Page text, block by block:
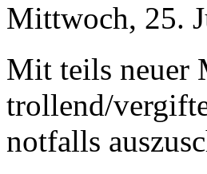
Mittwoch, 25.
Mit teils neuer
trollend/
notfalls